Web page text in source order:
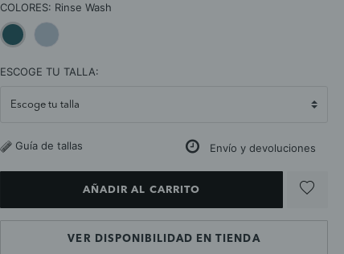
COLORES: Rinse Wash
ESCOGE TU TALLA:
Guía de tallas Envío y devoluciones
AÑADIR AL CARRITO
VER DISPONIBILIDAD EN TIENDA